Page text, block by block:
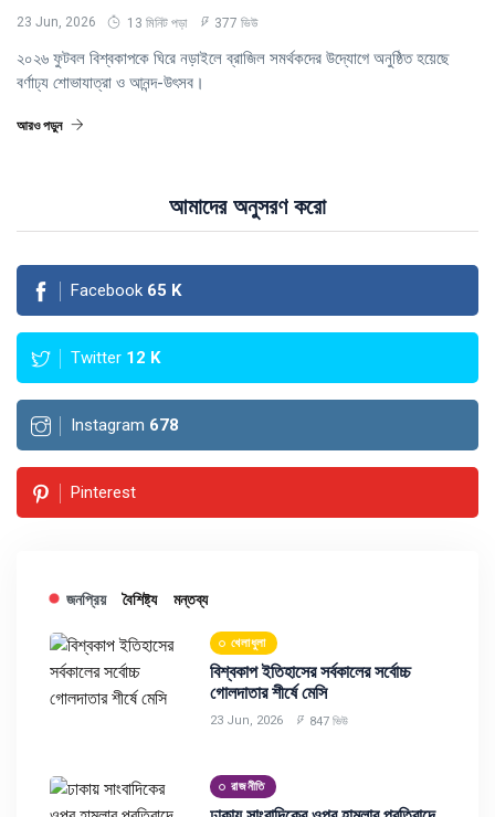
23 Jun, 2026 13 মিনিট পড়া 377 ভিউ
২০২৬ ফুটবল বিশ্বকাপকে ঘিরে নড়াইলে ব্রাজিল সমর্থকদের উদ্যোগে অনুষ্ঠিত হয়েছে
বর্ণাঢ্য শোভাযাত্রা ও আনন্দ-উৎসব।
আরও পড়ুন
আমাদের অনুসরণ করো
Facebook 65 K
Twitter 12 K
Instagram 678
Pinterest
জনপ্রিয় বৈশিষ্ট্য মন্তব্য
খেলাধুলা
বিশ্বকাপ ইতিহাসের সর্বকালের সর্বোচ্চ
গোলদাতার শীর্ষে মেসি
23 Jun, 2026 847 ভিউ
রাজনীতি